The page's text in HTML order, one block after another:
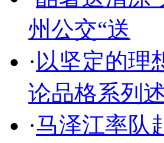
州公交“送
·以坚定的
论品格系列述
·马泽江率队